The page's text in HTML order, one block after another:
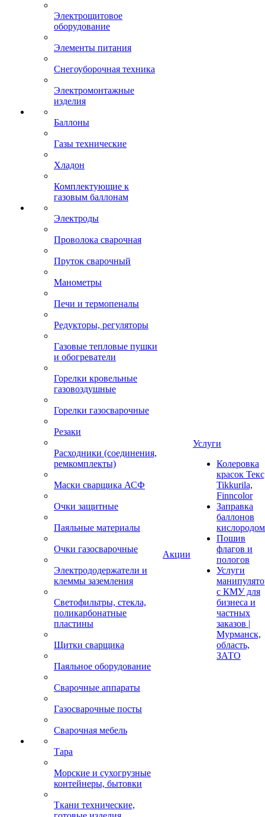
Электрощитовое
оборудование
Элементы питания
Снегоуборочная техника
Электромонтажные
изделия
Баллоны
Газы технические
Хладон
Комплектующие к
газовым баллонам
Электроды
Проволока сварочная
Пруток сварочный
Манометры
Печи и термопеналы
Редукторы, регуляторы
Газовые тепловые пушки
и обогреватели
Горелки кровельные
газовоздушные
Горелки газосварочные
Резаки
Расходники (соединения,
ремкомплекты)
Маски сварщика АСФ
Очки защитные
Паяльные материалы
Очки газосварочные
Электрододержатели и
клеммы заземления
Светофильтры, стекла,
поликарбонатные
пластины
Щитки сварщика
Паяльное оборудование
Сварочные аппараты
Газосварочные посты
Сварочная мебель
Тара
Морские и сухогрузные
контейнеры, бытовки
Ткани технические,
Акции
Услуги
Колеровка
красок
Tikkurila,
Finncolor
Заправка
баллонов
кислородом
Пошив
флагов и
пологов
Услуги
с КМУ для
бизнеса и
частных
заказов |
Мурманск,
область,
ЗАТО